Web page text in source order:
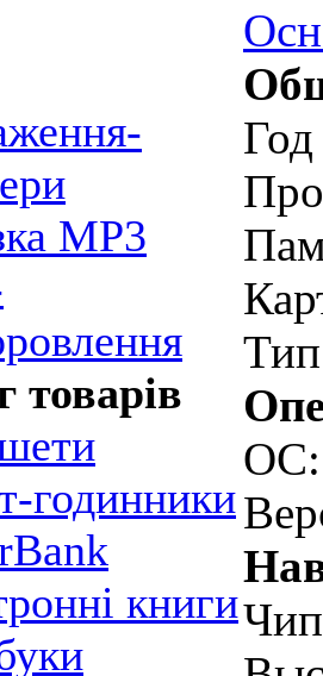
MP3
товарів
годинники
книги